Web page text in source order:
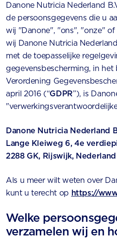
Danone Nutricia Nederland
de persoonsgegevens die u
wij "Danone", "ons", "onze"
wij Danone Nutricia
met de toepasselijke
gegevensbescherming, in
Verordening
april 2016 (“GDPR”), is
Danone Nutricia Nederland
Lange Kleiweg 6, 4e
2288 GK, Rijswijk, Nederland
Als u meer wilt weten over
kunt u terecht op https://
Welke
verzamelen wij en